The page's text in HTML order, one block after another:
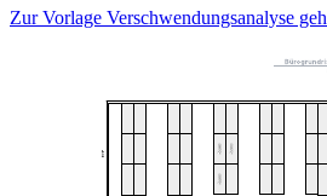
Zur Vorlage Verschwendungsanalyse